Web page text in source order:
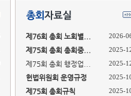
제76회 총회 노회별... 2026-
제75회 총회 총회중... 2025-
제75회 총회 행정업... 2025-
헌법위원회 운영규정 2025-
제75회 총회규칙 2025-